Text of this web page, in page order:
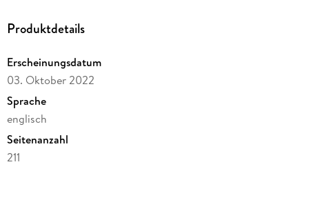
Produktdetails
Erscheinungsdatum
03. Oktober 2022
Sprache
englisch
Seitenanzahl
211